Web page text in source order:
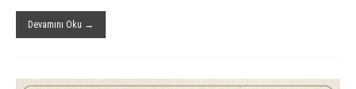
Devamını Oku →